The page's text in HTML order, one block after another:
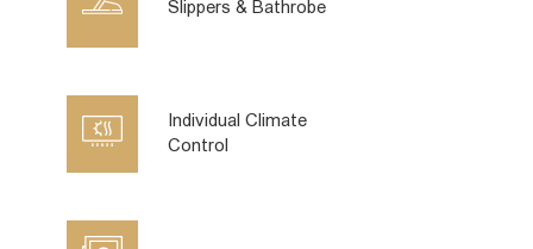
Slippers & Bathrobe
Individual Climate
Control